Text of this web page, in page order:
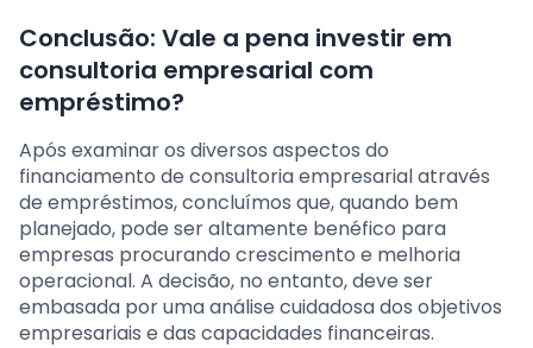
Conclusão: Vale a pena investir em
consultoria empresarial com
empréstimo?
Após examinar os diversos aspectos do
financiamento de consultoria empresarial através
de empréstimos, concluímos que, quando bem
planejado, pode ser altamente benéfico para
empresas procurando crescimento e melhoria
operacional. A decisão, no entanto, deve ser
embasada por uma análise cuidadosa dos objetivos
empresariais e das capacidades financeiras.